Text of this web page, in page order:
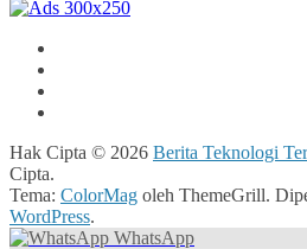
Hak Cipta © 2026 Berita Teknologi
Cipta.
Tema: ColorMag oleh ThemeGrill.
WordPress.
WhatsApp